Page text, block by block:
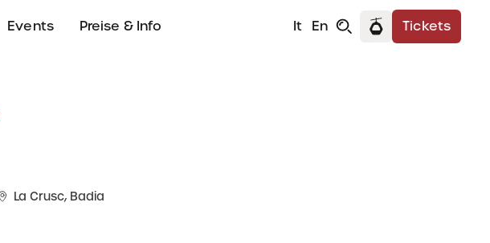
Events Preise & Info Tickets
It En
La Crusc, Badia